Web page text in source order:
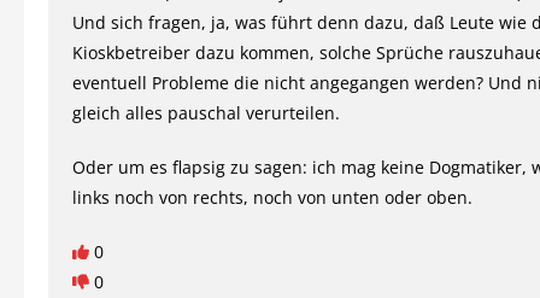
Und sich fragen, ja, was führt denn dazu, daß Leute wie
Kioskbetreiber dazu kommen, solche Sprüche
eventuell Probleme die nicht angegangen werden? Und
gleich alles pauschal verurteilen.
Oder um es flapsig zu sagen: ich mag keine Dogmatiker,
links noch von rechts, noch von unten oder oben.
0
0